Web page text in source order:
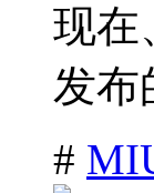
现在
发布
#